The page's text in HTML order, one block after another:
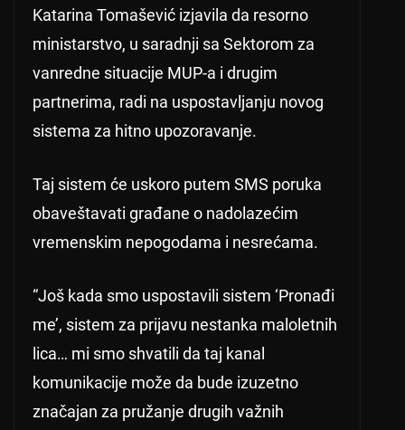
Katarina Tomašević izjavila da resorno
ministarstvo, u saradnji sa Sektorom za
vanredne situacije MUP-a i drugim
partnerima, radi na uspostavljanju novog
sistema za hitno upozoravanje.
Taj sistem će uskoro putem SMS poruka
obaveštavati građane o nadolazećim
vremenskim nepogodama i nesrećama.
“Još kada smo uspostavili sistem ‘Pronađi
me’, sistem za prijavu nestanka maloletnih
lica… mi smo shvatili da taj kanal
komunikacije može da bude izuzetno
značajan za pružanje drugih važnih